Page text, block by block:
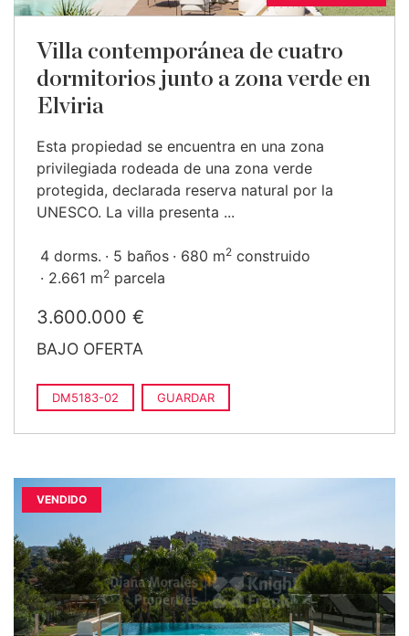
Villa contemporánea de cuatro
dormitorios junto a zona verde en
Elviria
Esta propiedad se encuentra en una zona
privilegiada rodeada de una zona verde
protegida, declarada reserva natural por la
UNESCO. La villa presenta ...
4 dorms. 5 baños 680 m2 construido
2.661 m2 parcela
3.600.000 €
BAJO OFERTA
DM5183-02 GUARDAR
VENDIDO